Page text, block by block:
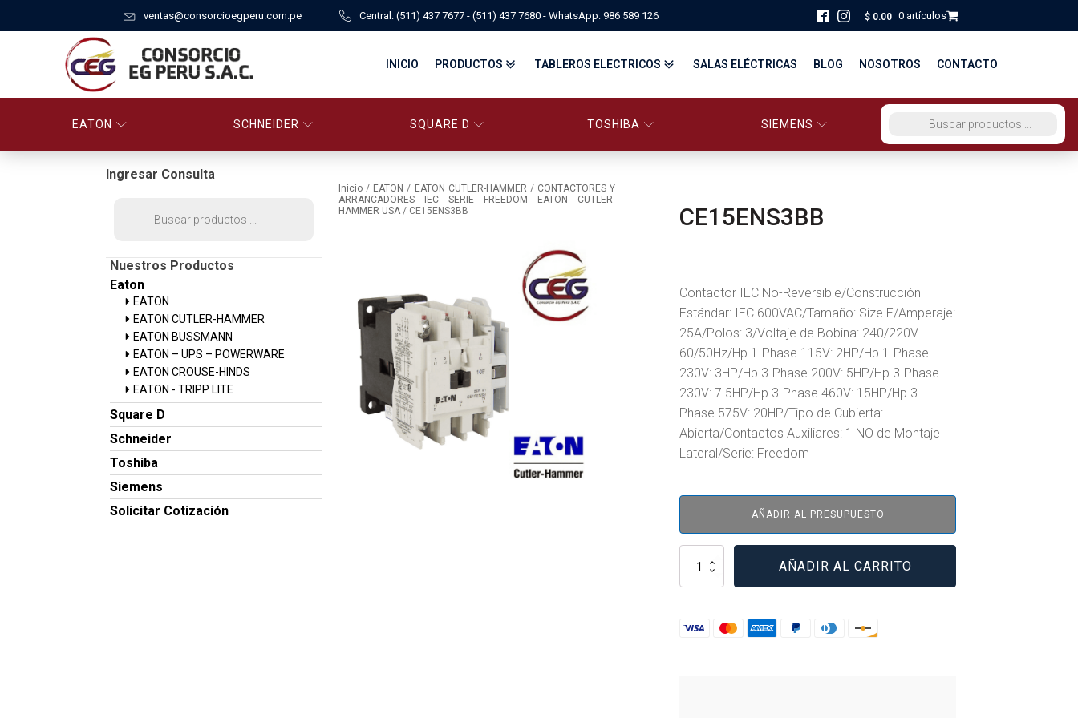
ventas@consorcioegperu.com.pe Central: (511) 437 7677 - (511) 437 7680 - WhatsApp: 986 589 126 $0.00 0 artículos
INICIO PRODUCTOS
INTERRUPTORES TERMOMAGNÉTICOS
MANDO, SEÑALIZACIÓN Y CONTROL
TRANSFORMADORES
UPS
TABLEROS ELECTRICOS
PANELBOARD, TABLEROS ELÉCTRICOS DISTRIBUCIÓN Y FUERZA
SALAS ELÉCTRICAS BLOG NOSOTROS CONTACTO
EATON SCHNEIDER SQUARE D TOSHIBA SIEMENS BÚSQUEDA DE PRODUCTOS
Ingresar Consulta
Nuestros Productos
Eaton
EATON
EATON CUTLER-HAMMER
EATON BUSSMANN
EATON – UPS – POWERWARE
EATON CROUSE-HINDS
EATON - TRIPP LITE
Square D
Schneider
Toshiba
Siemens
Solicitar Cotización
Inicio / EATON / EATON CUTLER-HAMMER / CONTACTORES Y
ARRANCADORES IEC SERIE FREEDOM EATON CUTLER-
HAMMER USA / CE15ENS3BB CE15ENS3BB
Contactor IEC No-Reversible/Construcción
Estándar: IEC 600VAC/Tamaño: Size E/Amperaje:
25A/Polos: 3/Voltaje de Bobina: 240/220V
60/50Hz/Hp 1-Phase 115V: 2HP/Hp 1-Phase
230V: 3HP/Hp 3-Phase 200V: 5HP/Hp 3-Phase
230V: 7.5HP/Hp 3-Phase 460V: 15HP/Hp 3-
Phase 575V: 20HP/Tipo de Cubierta:
Abierta/Contactos Auxiliares: 1 NO de Montaje
Lateral/Serie: Freedom
AÑADIR AL PRESUPUESTO
CE15ENS3BB
cantidad
AÑADIR AL CARRITO